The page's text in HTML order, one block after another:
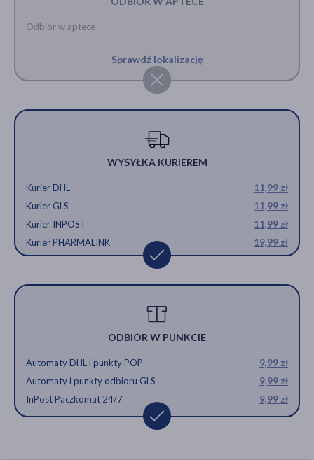
Odbiór w aptece
Sprawdź lokalizację
WYSYŁKA KURIEREM
Kurier DHL
11,99 zł
Kurier GLS
11,99 zł
Kurier INPOST
11,99 zł
Kurier PHARMALINK
19,99 zł
ODBIÓR W PUNKCIE
Automaty DHL i punkty POP
9,99 zł
Automaty i punkty odbioru GLS
9,99 zł
InPost Paczkomat 24/7
9,99 zł